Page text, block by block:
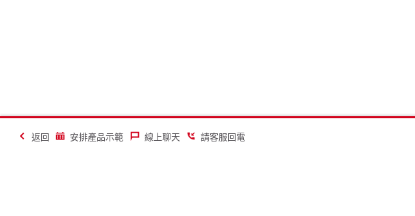
返回 安排產品示範 線上聊天 請客服回電